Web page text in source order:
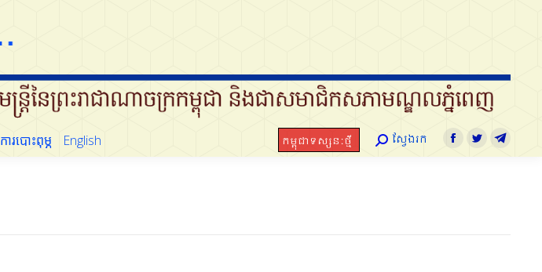
ការបោះពុម្ភ English កម្ពុជាទស្សនៈថ្មី Search:
ស្វែងរក Facebook
Twitter